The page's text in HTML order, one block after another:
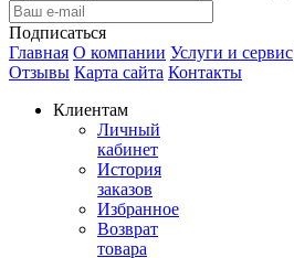
Подписаться
Главная О компании Услуги и сервис
Отзывы Карта сайта Контакты
Клиентам
Личный
кабинет
История
заказов
Избранное
Возврат
товара